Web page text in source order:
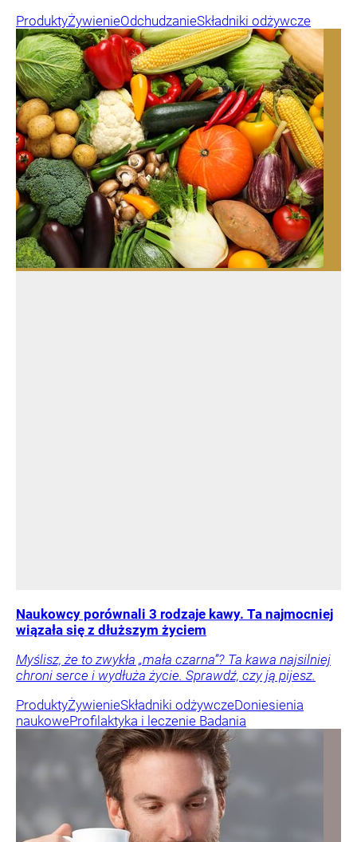
ProduktyŻywienieOdchudzanieSkładniki odżywcze
Naukowcy porównali 3 rodzaje kawy. Ta najmocniej
wiązała się z dłuższym życiem
Myślisz, że to zwykła „mała czarna”? Ta kawa najsilniej
chroni serce i wydłuża życie. Sprawdź, czy ją pijesz.
ProduktyŻywienieSkładniki odżywczeDoniesienia
naukoweProfilaktyka i leczenie Badania